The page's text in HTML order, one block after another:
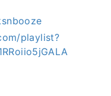
playlist?